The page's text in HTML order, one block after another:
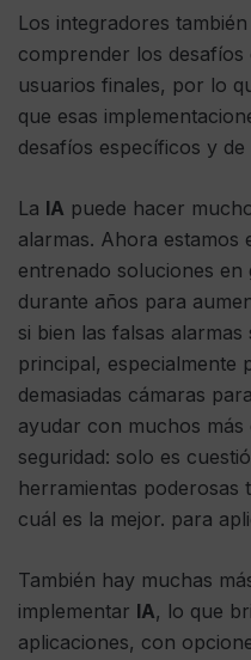
Los integradores
comprender los
usuarios finales, por lo
que esas
desafíos específicos y
La IA puede hacer
alarmas. Ahora estamos
entrenado soluciones en
durante años para
si bien las falsas
principal, especialmente
demasiadas cámaras
ayudar con muchos
seguridad: solo es
herramientas poderosas
cuál es la mejor. para
También hay muchas
implementar IA, lo que
aplicaciones, con